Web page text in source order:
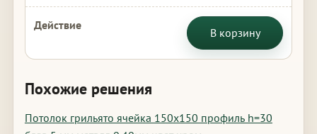
В корзину
Похожие решения
Потолок грильято ячейка 150х150 профиль h=30